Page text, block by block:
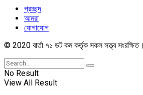
প্রচ্ছদ
আমরা
যোগাযোগ
© 2020 বার্তা ৭১ ডট কম কর্তৃক সকল সত্ত্ব সংরক্ষিত।
No Result
View All Result